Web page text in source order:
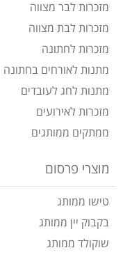
מזכרות לבר מצווה
מזכרות לבת מצווה
מזכרות לחתונה
מתנות לאורחים בחתונה
מתנות לחג לעובדים
מזכרות לאירועים
ממתקים ממותגים
מוצרי פרסום
טישו ממותג
בקבוק יין ממותג
שוקולד ממותג